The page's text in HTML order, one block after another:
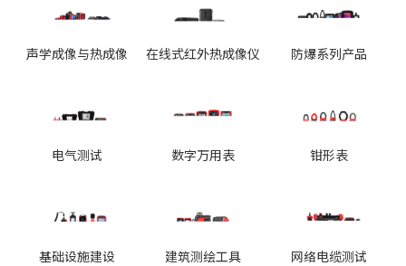
声学成像与热成像 在线式红外热成像仪 防爆系列产品
电气测试 数字万用表 钳形表
基础设施建设 建筑测绘工具 网络电缆测试